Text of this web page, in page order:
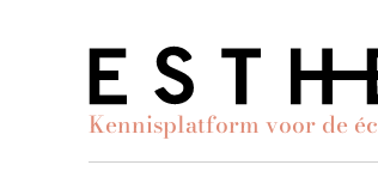
Kennisplatform voor de